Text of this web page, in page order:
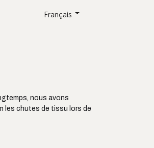
Français
nous avons
les chutes de tissu lors de